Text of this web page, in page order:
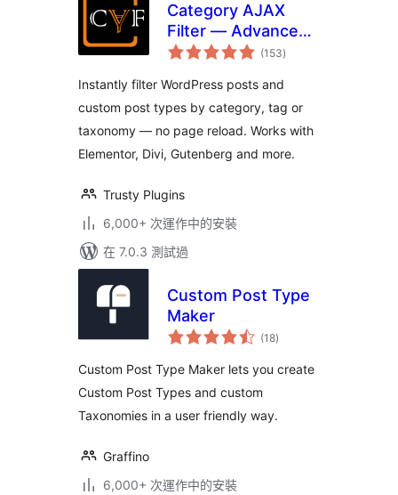
Category AJAX
Filter — Advanced
Filter for Posts &
(153總
評)
Instantly filter WordPress posts and
custom post types by category, tag or
taxonomy — no page reload. Works with
Elementor, Divi, Gutenberg and more.
Trusty Plugins
6,000+ 次運作中的安裝
在 7.0.3 測試過
Custom Post Type
Maker
(18總
評)
Custom Post Type Maker lets you create
Custom Post Types and custom
Taxonomies in a user friendly way.
Graffino
6,000+ 次運作中的安裝